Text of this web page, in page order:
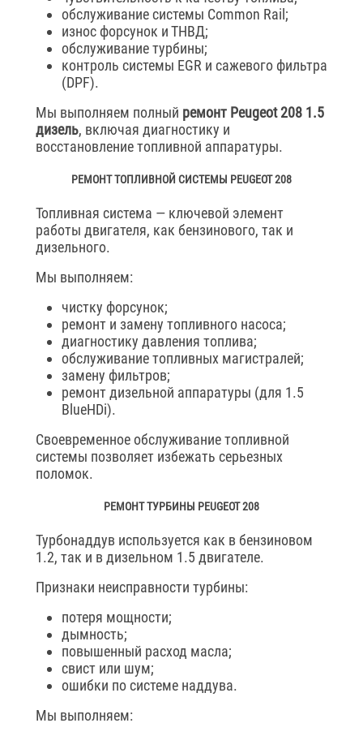
обслуживание системы Common Rail;
износ форсунок и ТНВД;
обслуживание турбины;
контроль системы EGR и сажевого фильтра
(DPF).
Мы выполняем полный ремонт Peugeot 208 1.5
дизель, включая диагностику и
восстановление топливной аппаратуры.
РЕМОНТ ТОПЛИВНОЙ СИСТЕМЫ PEUGEOT 208
Топливная система — ключевой элемент
работы двигателя, как бензинового, так и
дизельного.
Мы выполняем:
чистку форсунок;
ремонт и замену топливного насоса;
диагностику давления топлива;
обслуживание топливных магистралей;
замену фильтров;
ремонт дизельной аппаратуры (для 1.5
BlueHDi).
Своевременное обслуживание топливной
системы позволяет избежать серьезных
поломок.
РЕМОНТ ТУРБИНЫ PEUGEOT 208
Турбонаддув используется как в бензиновом
1.2, так и в дизельном 1.5 двигателе.
Признаки неисправности турбины:
потеря мощности;
дымность;
повышенный расход масла;
свист или шум;
ошибки по системе наддува.
Мы выполняем: